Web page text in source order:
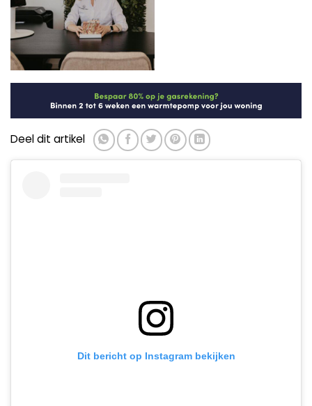
Deel dit artikel
Dit bericht op Instagram bekijken